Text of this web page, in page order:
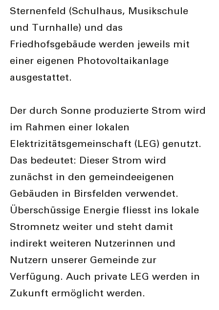
Sternenfeld (Schulhaus, Musikschule
und Turnhalle) und das
Friedhofsgebäude werden jeweils mit
einer eigenen Photovoltaikanlage
ausgestattet.
Der durch Sonne produzierte Strom wird
im Rahmen einer lokalen
Elektrizitätsgemeinschaft (LEG) genutzt.
Das bedeutet: Dieser Strom wird
zunächst in den gemeindeeigenen
Gebäuden in Birsfelden verwendet.
Überschüssige Energie fliesst ins lokale
Stromnetz weiter und steht damit
indirekt weiteren Nutzerinnen und
Nutzern unserer Gemeinde zur
Verfügung. Auch private LEG werden in
Zukunft ermöglicht werden.